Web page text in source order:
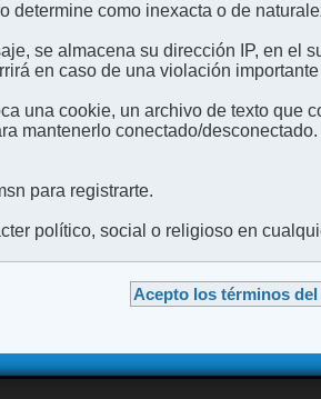
determine como inexacta o de
se almacena su dirección IP, en el
en caso de una violación
una cookie, un archivo de texto que
mantenerlo conectado/
para registrarte.
político, social o religioso en